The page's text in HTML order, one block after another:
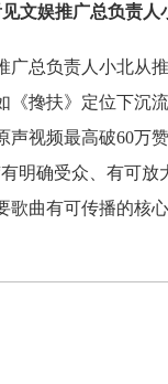
文娱推广总负责人
广总负责人小北从
《搀扶》定位下沉
声视频最高破60万
明确受众、有可放
歌曲有可传播的核